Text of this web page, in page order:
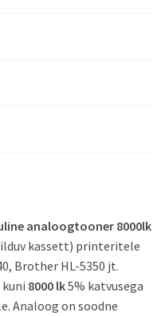
analoogtooner 8000lk
kassett) printeritele
Brother HL-5350 jt.
8000 lk5% katvusega
Analoog on soodne